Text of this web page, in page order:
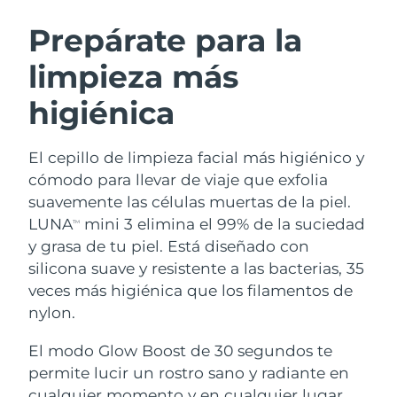
Prepárate para la
limpieza más
higiénica
El cepillo de limpieza facial más higiénico y
cómodo para llevar de viaje que exfolia
suavemente las células muertas de la piel.
LUNATM
mini 3 elimina el 99% de la suciedad
y grasa de tu piel. Está diseñado con
silicona suave y resistente a las bacterias, 35
veces más higiénica que los filamentos de
nylon.
El modo Glow Boost de 30 segundos te
permite lucir un rostro sano y radiante en
Limpieza facial
Anti-aging massage
LUNA™ 4 Plus
Massage, LED heating
Microcurrent toning
BEAR™ 2 go
Microcurrent toning on-the-go
Hidratación
UFO™ 3 pack
Deep facial hydration
Near-infrared and red light therapy
device
Cuidado bucal
issa™ 4
Hybrid silicone sonic toothbrush
Smart hybrid silicone sonic toothbrush
TRATAMIENTO ANTIEDAD FAQ™
Antiedad Tratamientos LED
Austria Entrega prevista
Baréin Entrega prevista
Bélgica
Bermudas Entrega prevista16/08/2026
Bosnia y Herzegovina Entrega prevista13/08/2026
Bulgaria Entrega prevista10/08/2026
Canadá
Chile Entrega prevista14/08/2026